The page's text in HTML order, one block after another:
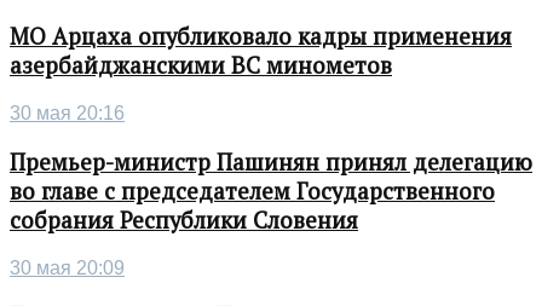
МО Арцаха опубликовало кадры применения
азербайджанскими ВС минометов
30 мая 20:16
Премьер-министр Пашинян принял делегацию
во главе с председателем Государственного
собрания Республики Словения
30 мая 20:09